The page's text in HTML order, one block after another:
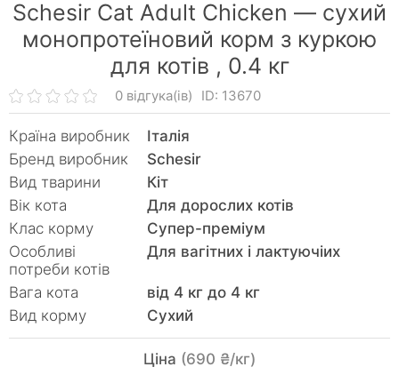
Schesir Cat Adult Chicken — сухий
монопротеїновий корм з куркою
для котів , 0.4 кг
0 відгука(ів) ID: 13670
Країна виробник
Італія
Бренд виробник
Schesir
Вид тварини
Кiт
Вік кота
Для дорослих котів
Клас корму
Супер-преміум
Особливі
потреби котів
Для вагітних і лактуючіих
Вага кота
від 4 кг до 4 кг
Вид корму
Сухий
Ціна (690 ₴/кг)